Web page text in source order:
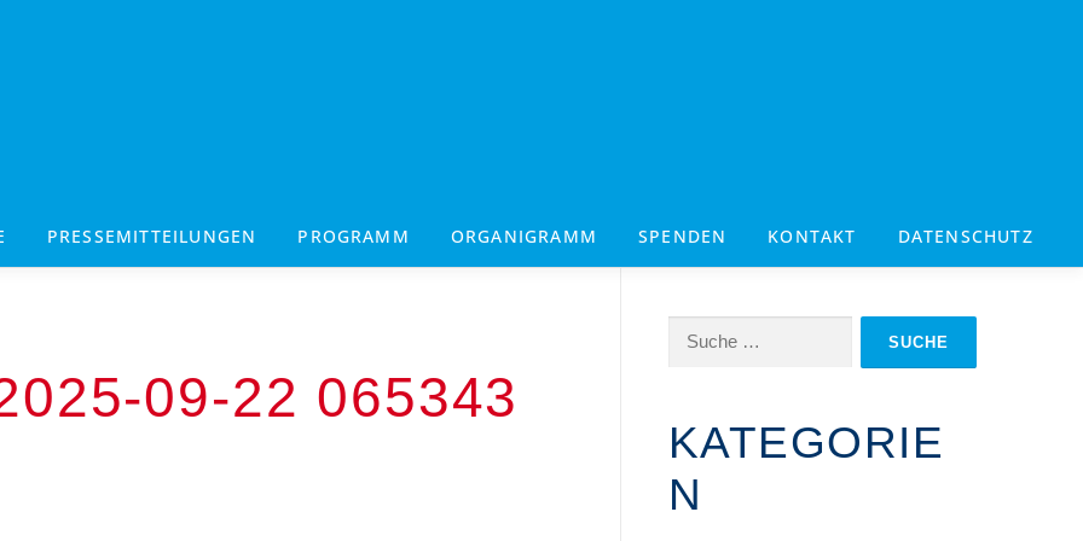
PRESSEMITTEILUNGEN PROGRAMM ORGANIGRAMM SPENDEN KONTAKT DATENSCHUTZ
09-22 065343
Suche
KATEGORIE
N